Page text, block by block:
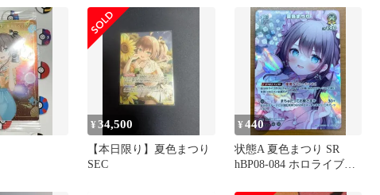
¥34,500
【本日限り】夏色まつり
SEC
¥440
状態A 夏色まつり SR
hBP08-084 ホロライブカ